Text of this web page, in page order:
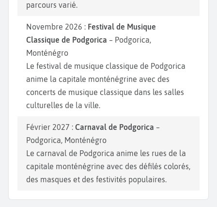
parcours varié.
Novembre 2026 : Festival de Musique
Classique de Podgorica – Podgorica,
Monténégro
Le festival de musique classique de Podgorica
anime la capitale monténégrine avec des
concerts de musique classique dans les salles
culturelles de la ville.
Février 2027 : Carnaval de Podgorica –
Podgorica, Monténégro
Le carnaval de Podgorica anime les rues de la
capitale monténégrine avec des défilés colorés,
des masques et des festivités populaires.